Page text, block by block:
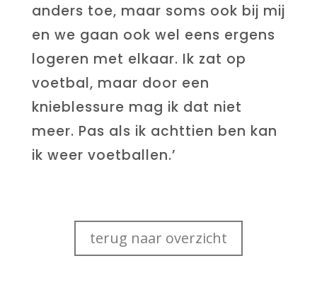
anders toe, maar soms ook bij mij
en we gaan ook wel eens ergens
logeren met elkaar. Ik zat op
voetbal, maar door een
knieblessure mag ik dat niet
meer. Pas als ik achttien ben kan
ik weer voetballen.’
terug naar overzicht